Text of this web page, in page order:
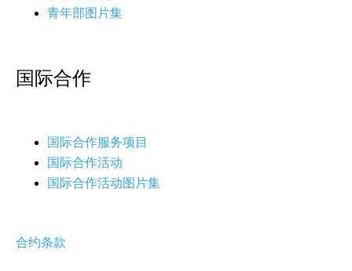
青年部图片集
国际合作
国际合作服务项目
国际合作活动
国际合作活动图片集
合约条款